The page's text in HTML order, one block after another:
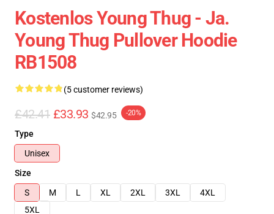
Kostenlos Young Thug - Ja.
Young Thug Pullover Hoodie
RB1508
(5 customer reviews)
£42.41 £33.93 $42.95 -20%
Type
Unisex
Size
S
M L XL 2XL 3XL
4XL
5XL